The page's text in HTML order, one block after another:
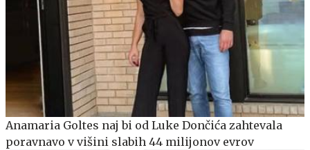
Anamaria Goltes naj bi od Luke Dončića zahtevala
poravnavo v višini slabih 44 milijonov evrov